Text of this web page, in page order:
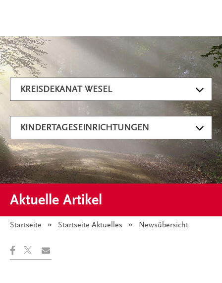
Aktuelle Artikel
Artikel filtern
KREISDEKANAT WESEL
KINDERTAGESEINRICHTUNGEN
Startseite Startseite Aktuelles Angezeigt:
Newsübersicht